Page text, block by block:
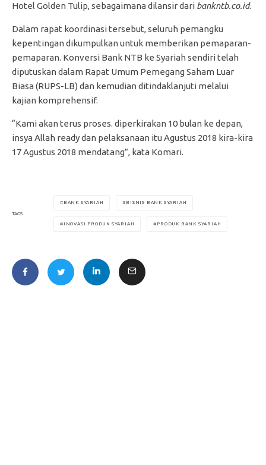
Hotel Golden Tulip, sebagaimana dilansir dari bankntb.co.id.
Dalam rapat koordinasi tersebut, seluruh pemangku
kepentingan dikumpulkan untuk memberikan pemaparan-
pemaparan. Konversi Bank NTB ke Syariah sendiri telah
diputuskan dalam Rapat Umum Pemegang Saham Luar
Biasa (RUPS-LB) dan kemudian ditindaklanjuti melalui
kajian komprehensif.
“Kami akan terus proses. diperkirakan 10 bulan ke depan,
insya Allah ready dan pelaksanaan itu Agustus 2018 kira-kira
17 Agustus 2018 mendatang”, kata Komari.
TAGS
BANK SYARIAH BISNIS BANK SYARIAH
INOVASI PRODUK SYARIAH PRODUK BANK SYARIAH